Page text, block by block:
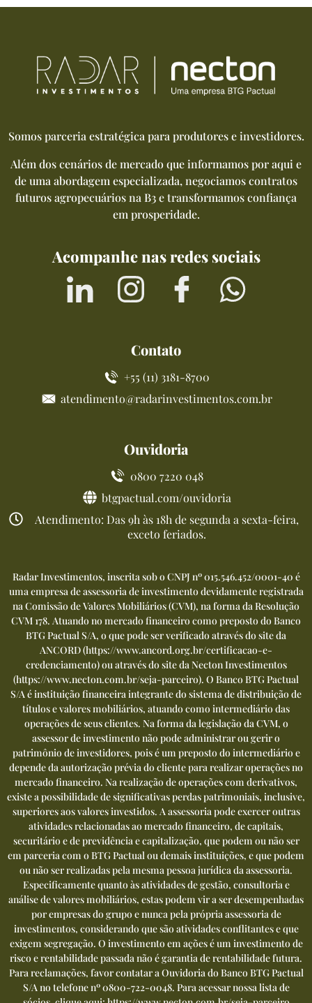
Somos parceria estratégica para produtores e investidores.
Além dos cenários de mercado que informamos por aqui e
de uma abordagem especializada, negociamos contratos
futuros agropecuários na B3 e transformamos confiança
em prosperidade.
Acompanhe nas redes sociais
Contato
+55 (11) 3181-8700
atendimento@radarinvestimentos.com.br
Ouvidoria
0800 7220 048
btgpactual.com/ouvidoria
Atendimento: Das 9h às 18h de segunda a sexta-feira,
exceto feriados.
Radar Investimentos, inscrita sob o CNPJ nº 015.546.452/0001-40 é
uma empresa de assessoria de investimento devidamente registrada
na Comissão de Valores Mobiliários (CVM), na forma da Resolução
CVM 178. Atuando no mercado financeiro como preposto do Banco
BTG Pactual S/A, o que pode ser verificado através do site da
ANCORD (https://www.ancord.org.br/certificacao-e-
credenciamento) ou através do site da Necton Investimentos
(https://www.necton.com.br/seja-parceiro). O Banco BTG Pactual
S/A é instituição financeira integrante do sistema de distribuição de
títulos e valores mobiliários, atuando como intermediário das
operações de seus clientes. Na forma da legislação da CVM, o
assessor de investimento não pode administrar ou gerir o
patrimônio de investidores, pois é um preposto do intermediário e
depende da autorização prévia do cliente para realizar operações no
mercado financeiro. Na realização de operações com derivativos,
existe a possibilidade de significativas perdas patrimoniais, inclusive,
superiores aos valores investidos. A assessoria pode exercer outras
atividades relacionadas ao mercado financeiro, de capitais,
securitário e de previdência e capitalização, que podem ou não ser
em parceria com o BTG Pactual ou demais instituições, e que podem
ou não ser realizadas pela mesma pessoa jurídica da assessoria.
Especificamente quanto às atividades de gestão, consultoria e
análise de valores mobiliários, estas podem vir a ser desempenhadas
por empresas do grupo e nunca pela própria assessoria de
investimentos, considerando que são atividades conflitantes e que
exigem segregação. O investimento em ações é um investimento de
risco e rentabilidade passada não é garantia de rentabilidade futura.
Para reclamações, favor contatar a Ouvidoria do Banco BTG Pactual
S/A no telefone nº0800-722-0048. Para acessar nossa lista de